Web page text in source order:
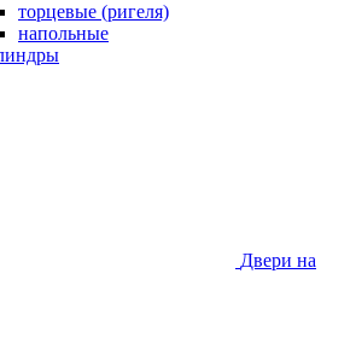
торцевые (ригеля)
напольные
Двери на